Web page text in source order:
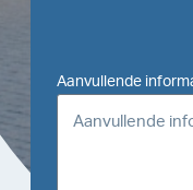
Aanvullende